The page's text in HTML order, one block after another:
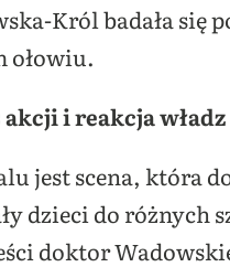
Król badała się
ołowiu.
akcji i reakcja władz
jest scena, która
dzieci do różnych
doktor